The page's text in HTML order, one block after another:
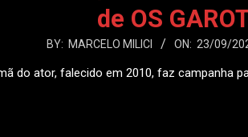
de OS
BY: MARCELO MILICI ON: 23/09/
do ator, falecido em 2010, faz campanha